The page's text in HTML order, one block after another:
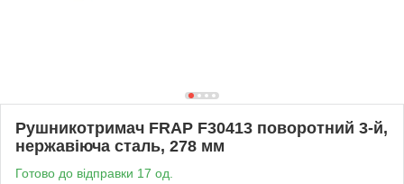
Рушникотримач FRAP F30413 поворотний 3-й,
нержавіюча сталь, 278 мм
Готово до відправки 17 од.